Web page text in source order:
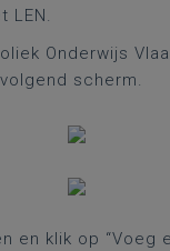
LEN.
Onderwijs
scherm.
en klik op “Voeg